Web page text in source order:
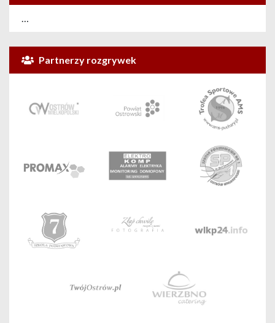
…
Partnerzy rozgrywek